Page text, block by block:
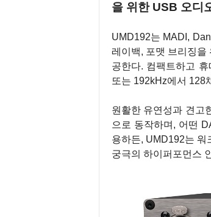
을 위한 USB 오디
UMD192는 MADI,
레이백, 포맷 브리징을
공한다. 컴팩트하고
또는 192kHz에서 128
원활한 유연성과 견고
으로 동작하며, 어떤
용하든, UMD192는
궁극의 하이퍼포먼스